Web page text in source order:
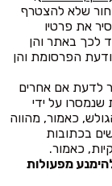
שלא להצטרף
את פרטיו
לכך באתר והן
הפרסומת והן
לדעת אם אחרים
על ידי
כאמור, מהווה
בכתובות
כאמור.
מפעולות